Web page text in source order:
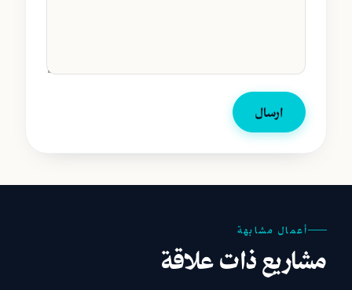
ارسال
أعمال مشابهة
مشاريع ذات علاقة